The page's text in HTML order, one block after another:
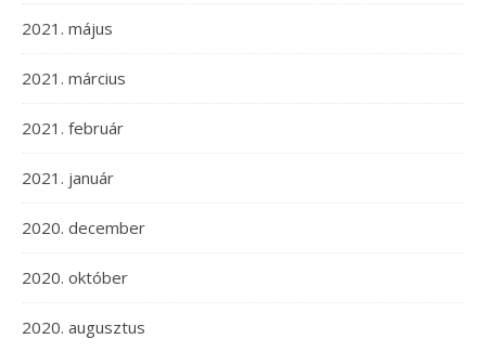
2021. május
2021. március
2021. február
2021. január
2020. december
2020. október
2020. augusztus